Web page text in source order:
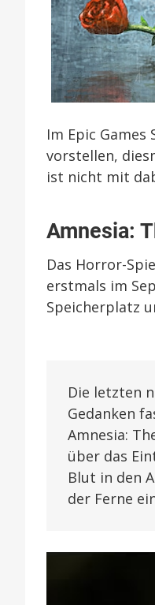
Im Epic
vorstellen,
ist nicht mit
Amnesia:
Das Horror-
erstmals im
Speicherplatz
Die letzten
Gedanken
Amnesia:
über das
Blut in den
der Ferne